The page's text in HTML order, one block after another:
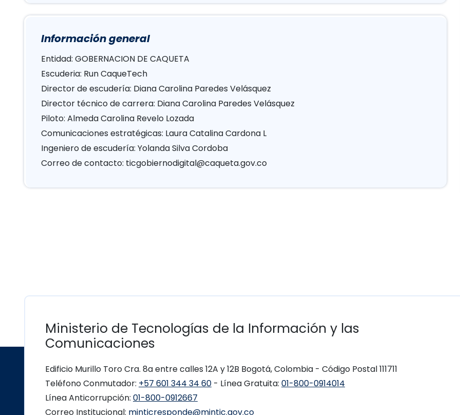
Información general
Entidad: GOBERNACION DE CAQUETA
Escuderia: Run CaqueTech
Director de escudería: Diana Carolina Paredes Velásquez
Director técnico de carrera: Diana Carolina Paredes Velásquez
Piloto: Almeda Carolina Revelo Lozada
Comunicaciones estratégicas: Laura Catalina Cardona L
Ingeniero de escudería: Yolanda Silva Cordoba
Correo de contacto: ticgobiernodigital@caqueta.gov.co
Ministerio de Tecnologías de la Información y las
Comunicaciones
Edificio Murillo Toro Cra. 8a entre calles 12A y 12B Bogotá, Colombia - Código Postal 111711
Teléfono Conmutador: +57 601 344 34 60 - Línea Gratuita: 01-800-0914014
Línea Anticorrupción: 01-800-0912667
Correo Institucional: minticresponde@mintic.gov.co